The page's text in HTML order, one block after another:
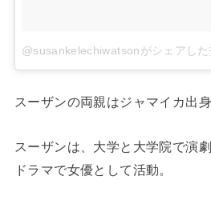
@susankelechiwatsonがシェアした
スーザンの両親はジャマイカ出身
スーザンは、大学と大学院で演
ドラマで女優として活動。